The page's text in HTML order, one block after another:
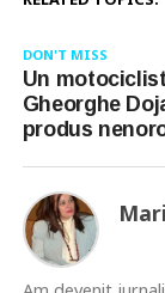
DON'T MISS
Un
Gheorghe
produs